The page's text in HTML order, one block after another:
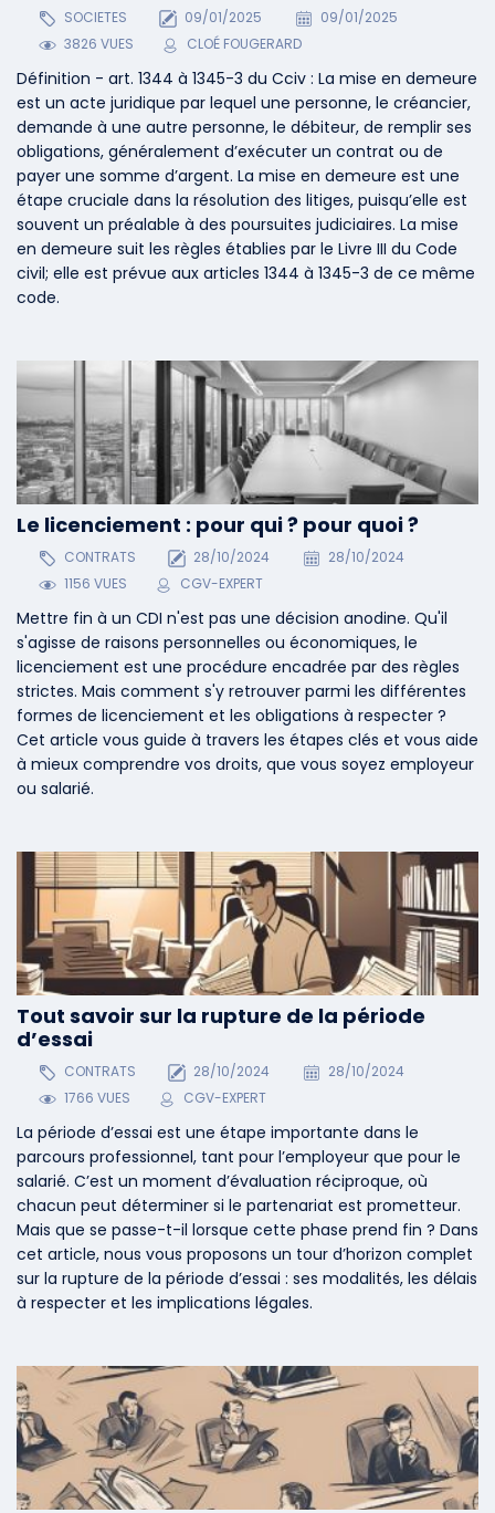
Tout savoir sur la rupture de la période
d’essai
CONTRATS 28/10/2024
28/10/2024
1766 VUES
CGV-EXPERT
La période d’essai est une étape importante dans le
parcours professionnel, tant pour l’employeur que pour le
salarié. C’est un moment d’évaluation réciproque, où
chacun peut déterminer si le partenariat est prometteur.
Mais que se passe-t-il lorsque cette phase prend fin ? Dans
cet article, nous vous proposons un tour d’horizon complet
sur la rupture de la période d’essai : ses modalités, les délais
à respecter et les implications légales.
SOCIETES 09/01/2025
09/01/2025
3826 VUES
CLOÉ FOUGERARD
Définition - art. 1344 à 1345-3 du Cciv : La mise en demeure
est un acte juridique par lequel une personne, le créancier,
demande à une autre personne, le débiteur, de remplir ses
obligations, généralement d’exécuter un contrat ou de
payer une somme d’argent. La mise en demeure est une
étape cruciale dans la résolution des litiges, puisqu’elle est
souvent un préalable à des poursuites judiciaires. La mise
en demeure suit les règles établies par le Livre III du Code
civil; elle est prévue aux articles 1344 à 1345-3 de ce même
code.
Le licenciement : pour qui ? pour quoi ?
CONTRATS 28/10/2024
28/10/2024
1156 VUES
CGV-EXPERT
Mettre fin à un CDI n'est pas une décision anodine. Qu'il
s'agisse de raisons personnelles ou économiques, le
licenciement est une procédure encadrée par des règles
strictes. Mais comment s'y retrouver parmi les différentes
formes de licenciement et les obligations à respecter ?
Cet article vous guide à travers les étapes clés et vous aide
à mieux comprendre vos droits, que vous soyez employeur
ou salarié.